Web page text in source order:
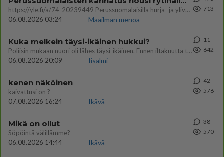
https://yle.fi/a/74-20239449 Perussuomalaisilla hurja- ja ylivoimaisesti suurin nousu tässä uudessa Ylen gallupissa. Kyl
06.08.2026 03:24
Maailman menoa
713
Kuka melkein täysi-ikäinen hukkui?
Poliisin mukaan nuori oli lähes täysi-ikäinen. Ennen iltakuutta tulleen ilmoituksen mukaan ihminen oli joutunut mahdoll
06.08.2026 20:09
Iisalmi
11
642
kenen näköinen
kaivattusi on ?
07.08.2026 16:24
Ikävä
42
576
Mikä on ollut
Söpöintä välillämme?
06.08.2026 14:44
Ikävä
38
570